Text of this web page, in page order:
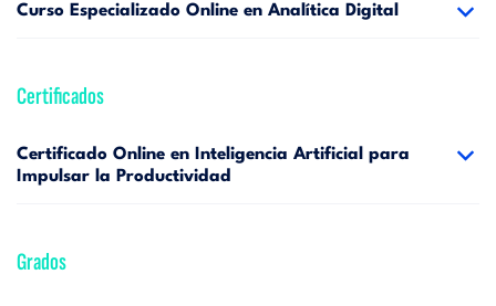
Curso Especializado Online en Analítica Digital
Certificados
Certificado Online en Inteligencia Artificial para
Impulsar la Productividad
Grados